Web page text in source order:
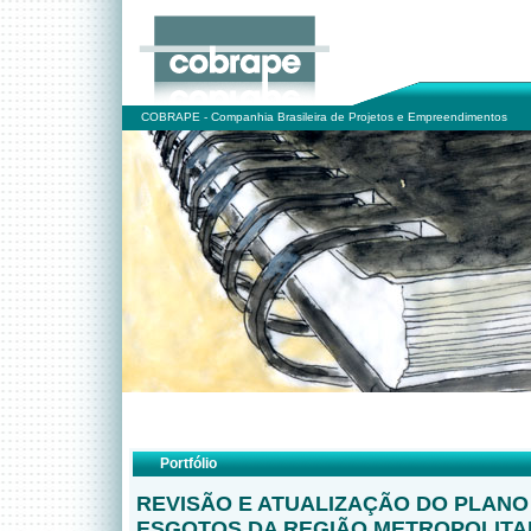
COBRAPE - Companhia Brasileira de Projetos e Empreendimentos
Portfólio
REVISÃO E ATUALIZAÇÃO DO